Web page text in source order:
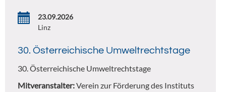
23.09.2026
Linz
30. Österreichische Umweltrechtstage
30. Österreichische Umweltrechtstage
Mitveranstalter:Verein zur Förderung des Instituts